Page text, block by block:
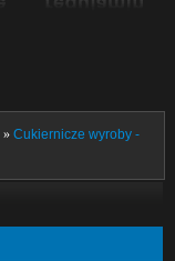
»Cukiernicze wyroby -